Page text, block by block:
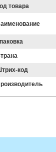
товара
код